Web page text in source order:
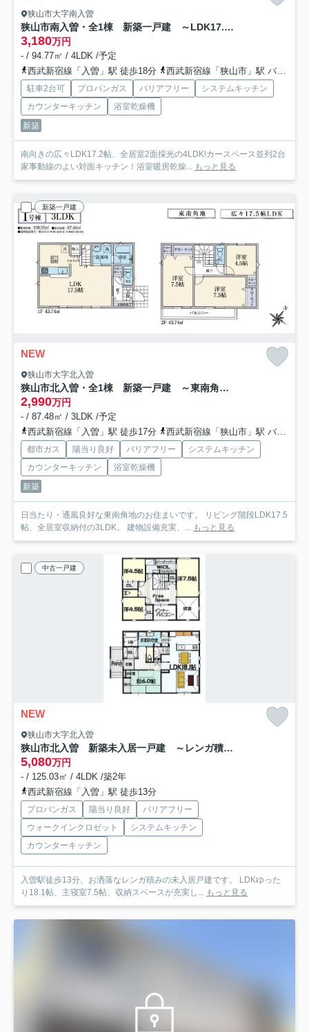
狭山市大字南入曽
狭山市南入曽・全1棟 新築一戸建 ～LDK17.2帖～
3,180万円
- / 94.77㎡ / 4LDK /予定
西武新宿線「入曽」駅 徒歩18分
西武新宿線「狭山市」駅 バス8分 西武バス「狭山台南」 停歩19分
駐車2台可 プロパンガス バリアフリー
システムキッチン
カウンターキッチン
浴室乾燥機
新築
南向きの広々LDK17.2帖、全居室2面採光の4LDK!カースペース並列2台
家事動線のよい対面キッチン！浴室暖房乾燥... もっと見る
新築一戸建
NEW
狭山市大字北入曽
狭山市北入曽・全1棟 新築一戸建 ～東南角地～
2,990万円
- / 87.48㎡ / 3LDK /予定
西武新宿線「入曽」駅 徒歩17分
西武新宿線「狭山市」駅 バス6分 西武バス「狭山台団地」 停歩13分
都市ガス 陽当り良好 バリアフリー
システムキッチン
カウンターキッチン
浴室乾燥機
新築
日当たり・通風良好な東南角地のお住まいです。 リビング階段LDK17.5
帖、全居室収納付の3LDK。 建物設備充実、...
もっと見る
中古一戸建
NEW
狭山市大字北入曽
狭山市北入曽 新築未入居一戸建 ～レンガ積みのお洒落な外観～
5,080万円
- / 125.03㎡ / 4LDK /築2年
西武新宿線「入曽」駅 徒歩13分
プロパンガス 陽当り良好
バリアフリー
ウォークインクロゼット
システムキッチン
カウンターキッチン
入曽駅徒歩13分、お洒落なレンガ積みの未入居戸建です。 LDKゆった
り18.1帖、主寝室7.5帖、収納スペースが充実し...
もっと見る